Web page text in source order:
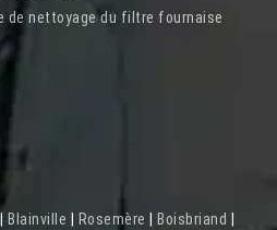
de nettoyage du filtre fournaise
Blainville Rosemère Boisbriand